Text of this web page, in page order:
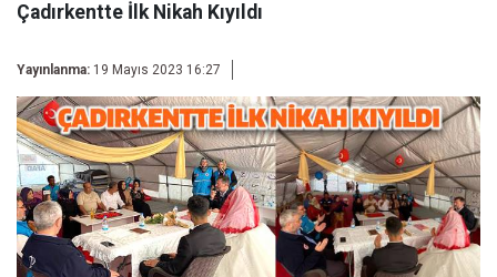
Çadırkentte İlk Nikah Kıyıldı
Yayınlanma: 19 Mayıs 2023 16:27